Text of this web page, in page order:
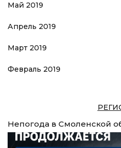
Май 2019
Апрель 2019
Март 2019
Февраль 2019
Непогода в Смоленской